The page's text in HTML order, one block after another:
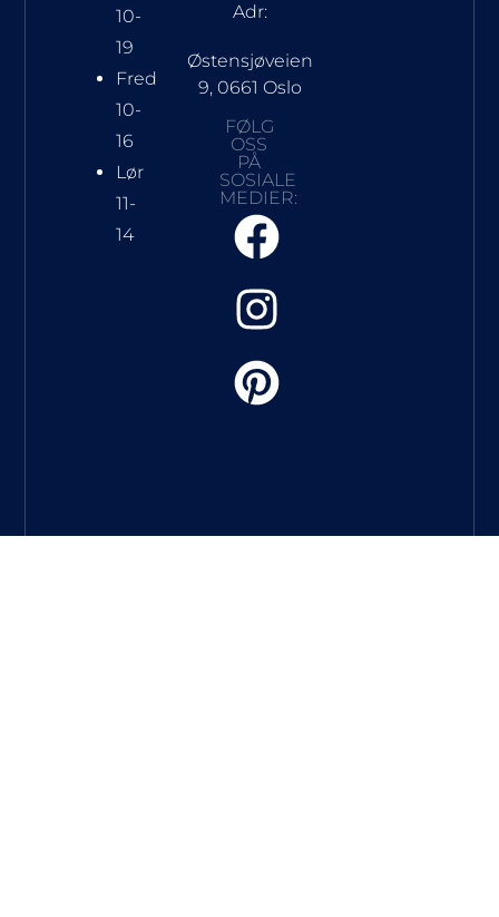
10-
19
Fred
10-
16
Lør
11-
14
Adr:
Østensjøveien
9, 0661 Oslo
FØLG
OSS
PÅ
SOSIALE
MEDIER: